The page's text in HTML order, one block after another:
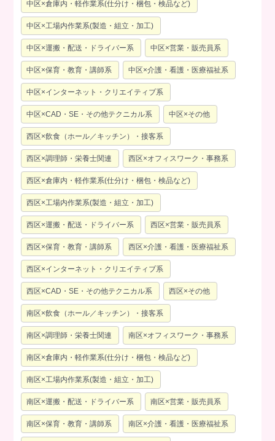
中区×倉庫内・軽作業系(仕分け・梱包・検品など)
中区×工場内作業系(製造・組立・加工)
中区×運搬・配送・ドライバー系 中区×営業・販売員系
中区×保育・教育・講師系 中区×介護・看護・医療福祉系
中区×インターネット・クリエイティブ系
中区×CAD・SE・その他テクニカル系 中区×その他
西区×飲食（ホール／キッチン）・接客系
西区×調理師・栄養士関連 西区×オフィスワーク・事務系
西区×倉庫内・軽作業系(仕分け・梱包・検品など)
西区×工場内作業系(製造・組立・加工)
西区×運搬・配送・ドライバー系 西区×営業・販売員系
西区×保育・教育・講師系 西区×介護・看護・医療福祉系
西区×インターネット・クリエイティブ系
西区×CAD・SE・その他テクニカル系 西区×その他
南区×飲食（ホール／キッチン）・接客系
南区×調理師・栄養士関連 南区×オフィスワーク・事務系
南区×倉庫内・軽作業系(仕分け・梱包・検品など)
南区×工場内作業系(製造・組立・加工)
南区×運搬・配送・ドライバー系 南区×営業・販売員系
南区×保育・教育・講師系 南区×介護・看護・医療福祉系